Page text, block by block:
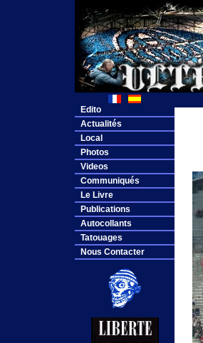
Edito
Actualités
Local
Photos
Videos
Communiqués
Le Livre
Publications
Autocollants
Tatouages
Nous Contacter